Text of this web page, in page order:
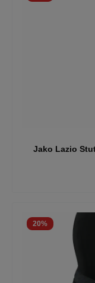
Jako Lazio
20%